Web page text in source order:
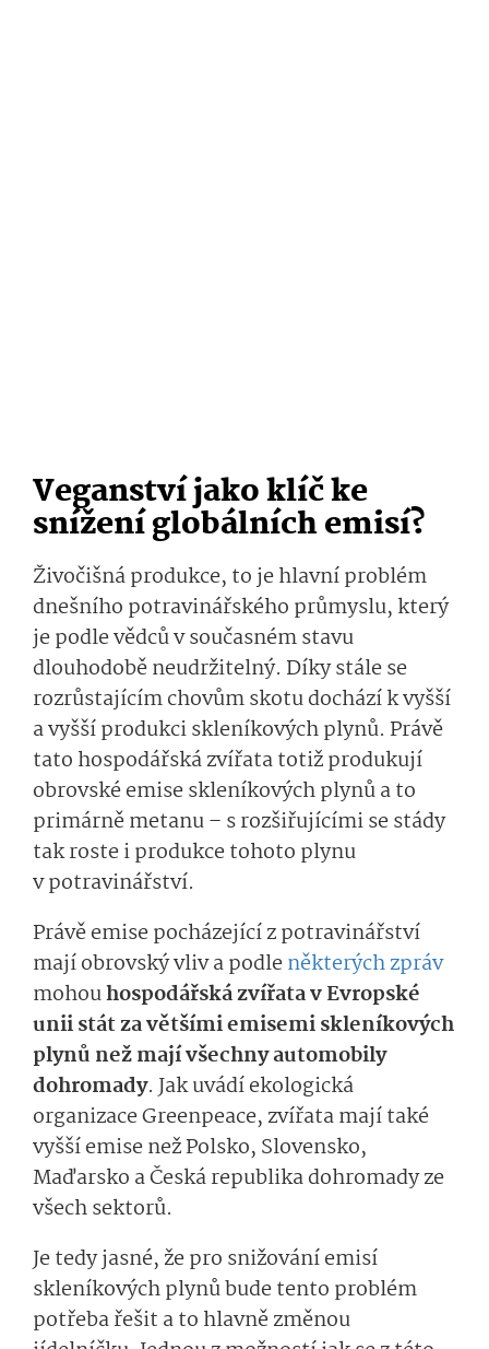
Veganství jako klíč ke
snížení globálních emisí?
Živočišná produkce, to je hlavní problém
dnešního potravinářského průmyslu, který
je podle vědců v současném stavu
dlouhodobě neudržitelný. Díky stále se
rozrůstajícím chovům skotu dochází k vyšší
a vyšší produkci skleníkových plynů. Právě
tato hospodářská zvířata totiž produkují
obrovské emise skleníkových plynů a to
primárně metanu – s rozšiřujícími se stády
tak roste i produkce tohoto plynu
v potravinářství.
Právě emise pocházející z potravinářství
mají obrovský vliv a podleněkterých zpráv
mohouhospodářská zvířata v Evropské
unii stát za většími emisemi skleníkových
plynů než mají všechny automobily
dohromady. Jak uvádí ekologická
organizace Greenpeace, zvířata mají také
vyšší emise než Polsko, Slovensko,
Maďarsko a Česká republika dohromady ze
všech sektorů.
Je tedy jasné, že pro snižování emisí
skleníkových plynů bude tento problém
potřeba řešit a to hlavně změnou